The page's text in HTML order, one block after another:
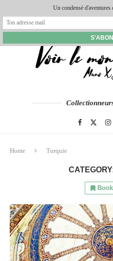
Home Turquie
Un condensé d'aventures